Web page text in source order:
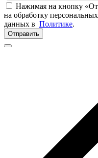
Нажимая на кнопку
на обработку
данных в Политике.
Отправить